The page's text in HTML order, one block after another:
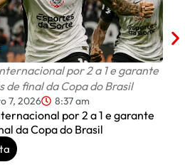
por 2 a 1 e garante
de final da Copa do Brasil
7, 2026 8:37 am
por 2 a 1 e garante
da Copa do Brasil